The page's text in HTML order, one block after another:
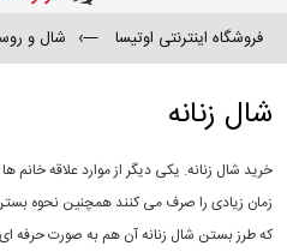
فروشگاه اینترنتی اوتیسا —› شال و
شال زنانه
خرید شال زنانه. یکی دیگر از موارد علاقه خانم
زمان زیادی را صرف می کنند همچنین نحوه
که طرز بستن شال زنانه آن هم به صورت حرفه